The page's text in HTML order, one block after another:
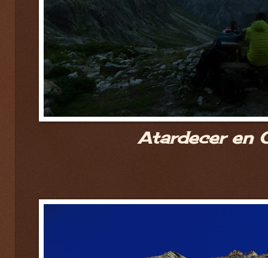
Atardecer en